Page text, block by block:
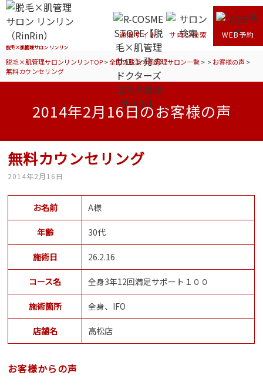
脱毛×肌管理サロン リンリン
通販サイト サロン検索 WEB予約
脱毛×肌管理サロンリンリンTOP>全国の脱毛×肌管理サロン一覧> >お客様の声 >
無料カウンセリング
2014年2月16日のお客様の声
無料カウンセリング
2014年2月16日
お名前 A様
年齢 30代
施術日 26.2.16
コース名 全身3年12回満足サポート１００
施術箇所 全身、IFO
店舗名 高松店
お客様からの声